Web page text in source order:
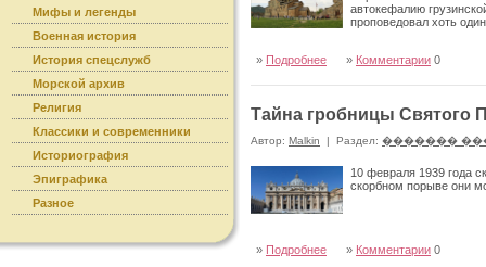
Мифы и легенды
Военная история
История спецслужб
Морской архив
Религия
Классики и современники
Историография
Эпиграфика
Разное
автокефалию
проповедовал хоть
» Подробнее » Комментарии 0
Тайна гробницы Святого
Автор: Malkin | Раздел: �������
10 февраля 1939 года
скорбном порыве они
» Подробнее » Комментарии 0